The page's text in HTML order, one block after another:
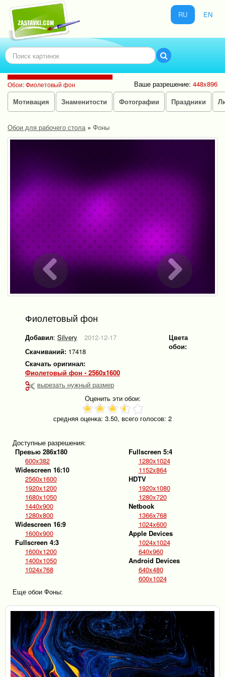
RU EN
Обои: Фиолетовый фон Ваше разрешение: 448x896
Мотивация
Знаменитости Фотографии Праздники
Обои для рабочего стола» Фоны
Фиолетовый фон
Добавил: Silvery
2012-12-17
Скачиваний: 17418
Скачать оригинал:
Фиолетовый фон - 2560x1600
вырезать нужный размер
Цвета
обои:
Оценить эти обои:
средняя оценка: 3.50, всего голосов: 2
Доступные разрешения:
Превью 286x180
600x382
Widescreen 16:10
2560x1600
1920x1200
1680x1050
1440x900
1280x800
Widescreen 16:9
1600x900
Fullscreen 4:3
1600x1200
1400x1050
1024x768
Fullscreen 5:4
1280x1024
1152x864
HDTV
1920x1080
1280x720
Netbook
1366x768
1024x600
Apple Devices
1024x1024
640x960
Android Devices
640x480
600x1024
Еще обои Фоны: